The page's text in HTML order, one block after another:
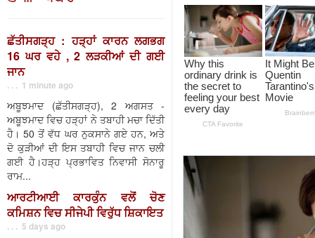
ਛੱਤੀਸਗੜ੍ਹ : ਹੜ੍ਹਾਂ ਕਾਰਨ ਲਗਭਗ
16 ਘਰ ਵਹੇ , 2 ਲੜਕੀਆਂ ਦੀ ਗਈ
ਜਾਨ
. . . 1 minute ago
ਅਬੂਝਮਾਦ (ਛੱਤੀਸਗੜ੍ਹ), 2 ਅਗਸਤ -
ਅਬੂਝਮਾਦ ਵਿਚ ਹੜ੍ਹਾਂ ਨੇ ਤਬਾਹੀ ਮਚਾ ਦਿੱਤੀ
ਹੈ। 50 ਤੋਂ ਵੱਧ ਘਰ ਨੁਕਸਾਨੇ ਗਏ ਹਨ, ਅਤੇ
ਦੋ ਕੁੜੀਆਂ ਦੀ ਇਸ ਤਬਾਹੀ ਵਿਚ ਜਾਨ ਚਲੀ
ਗਈ ਹੈ।ਹੜ੍ਹ ਪ੍ਰਭਾਵਿਤ ਨਿਵਾਸੀ ਸੋਨਾਰੂ
ਰਾਮ...
ਆਰਟੀਆਈ ਕਾਰਕੁੰਨ ਵਲੋਂ ਚੋਣ
ਕਮਿਸ਼ਨ ਵਿਚ ਸੀਜੇਪੀ ਵਿਰੁੱਧ ਸ਼ਿਕਾਇਤ
. . . 5 days ago